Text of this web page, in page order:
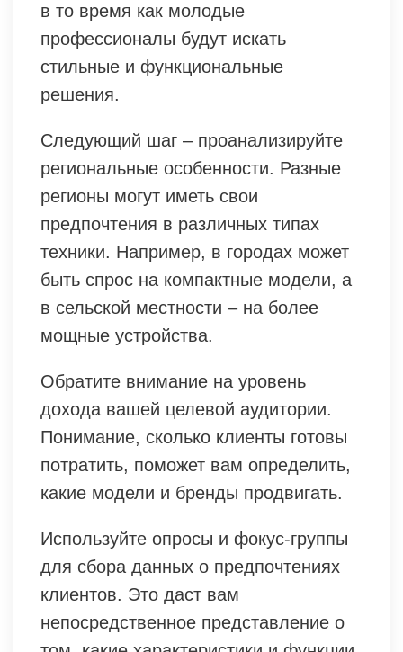
в то время как молодые
профессионалы будут искать
стильные и функциональные
решения.
Следующий шаг – проанализируйте
региональные особенности. Разные
регионы могут иметь свои
предпочтения в различных типах
техники. Например, в городах может
быть спрос на компактные модели, а
в сельской местности – на более
мощные устройства.
Обратите внимание на уровень
дохода вашей целевой аудитории.
Понимание, сколько клиенты готовы
потратить, поможет вам определить,
какие модели и бренды продвигать.
Используйте опросы и фокус-группы
для сбора данных о предпочтениях
клиентов. Это даст вам
непосредственное представление о